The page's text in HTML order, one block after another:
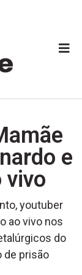
e
vivo
youtuber
ao vivo nos
do
de prisão